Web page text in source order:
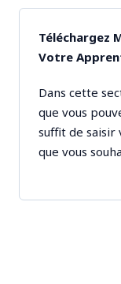
Téléchargez
Votre
Dans cette
que vous
suffit de saisir
que vous